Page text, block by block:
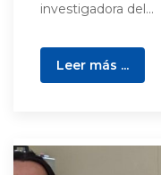
investigadora del...
Leer más ...